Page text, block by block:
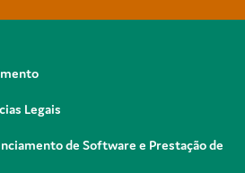
Legais
de Software e Prestação de